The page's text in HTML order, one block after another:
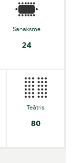
Sanāksme
24
Teātris
80